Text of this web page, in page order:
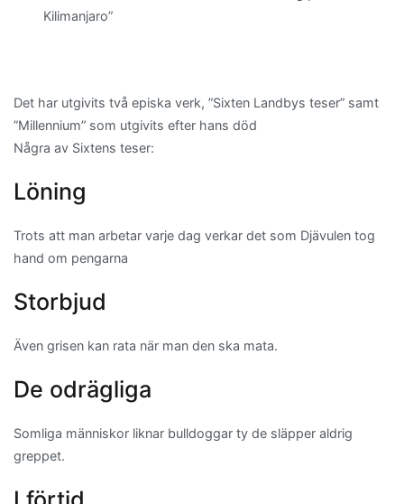
Kilimanjaro”
Det har utgivits två episka verk, ”Sixten Landbys teser” samt
”Millennium” som utgivits efter hans död
Några av Sixtens teser:
Löning
Trots att man arbetar varje dag verkar det som Djävulen tog
hand om pengarna
Storbjud
Även grisen kan rata när man den ska mata.
De odrägliga
Somliga människor liknar bulldoggar ty de släpper aldrig
greppet.